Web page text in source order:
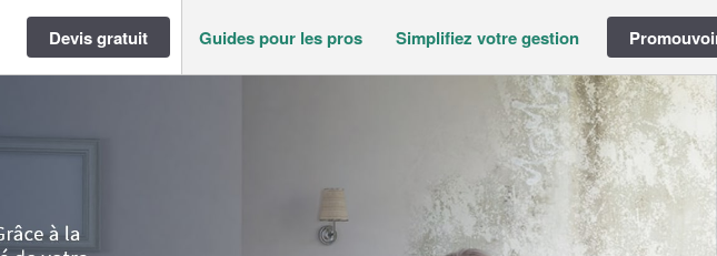
Devis gratuit Guides pour les pros Simplifiez votre gestion